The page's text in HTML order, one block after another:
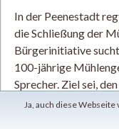
Ja, auch diese
In der Peenestadt
die Schließung der
Bürgerinitiative sucht
100-jährige
Sprecher. Ziel sei,
zu erhalten.